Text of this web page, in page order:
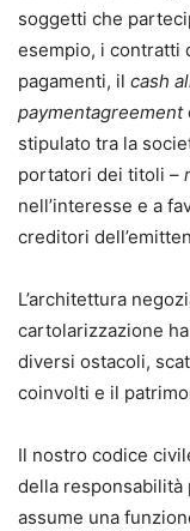
soggetti che
esempio, i contratti
pagamenti, il cash
paymentagreement
stipulato tra la
portatori dei titoli –
nell’interesse e a
creditori
L’architettura
cartolarizzazione
diversi ostacoli,
coinvolti e il
Il nostro codice
della responsabilità
assume una